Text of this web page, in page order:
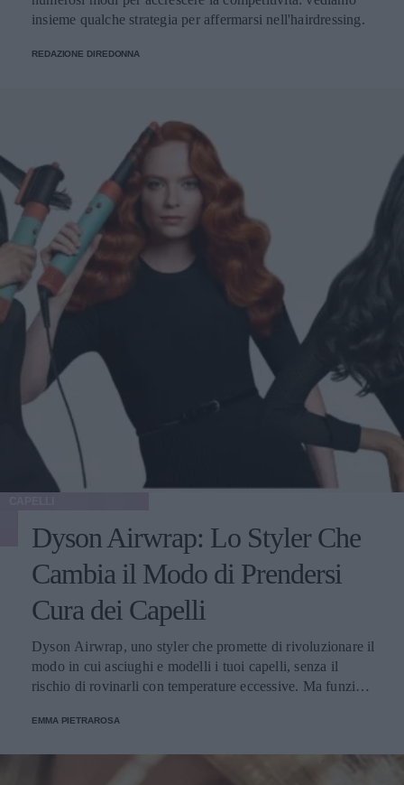
insieme qualche strategia per affermarsi nell'hairdressing.
REDAZIONE DIREDONNA
Dyson Airwrap: Lo Styler Che
Cambia il Modo di Prendersi
Cura dei Capelli
Dyson Airwrap, uno styler che promette di rivoluzionare il
modo in cui asciughi e modelli i tuoi capelli, senza il
rischio di rovinarli con temperature eccessive. Ma funziona
EMMA PIETRAROSA